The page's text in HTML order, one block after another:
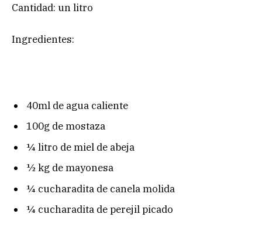
Cantidad: un litro
Ingredientes:
40ml de agua caliente
100g de mostaza
¼ litro de miel de abeja
½ kg de mayonesa
¼ cucharadita de canela molida
¼ cucharadita de perejil picado